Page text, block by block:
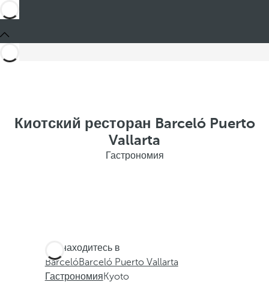
Киотский ресторан Barceló Puerto
Vallarta
Гастрономия
Вы находитесь в
BarcelóBarceló Puerto Vallarta
ГастрономияKyoto